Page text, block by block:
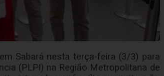
Sabará nesta terça-feira (3/3) para
(PLPI) na Região Metropolitana de